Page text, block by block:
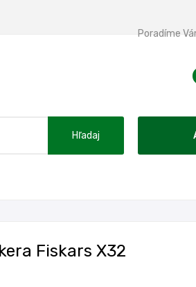
Poradíme
Hľadaj
Fiskars X32